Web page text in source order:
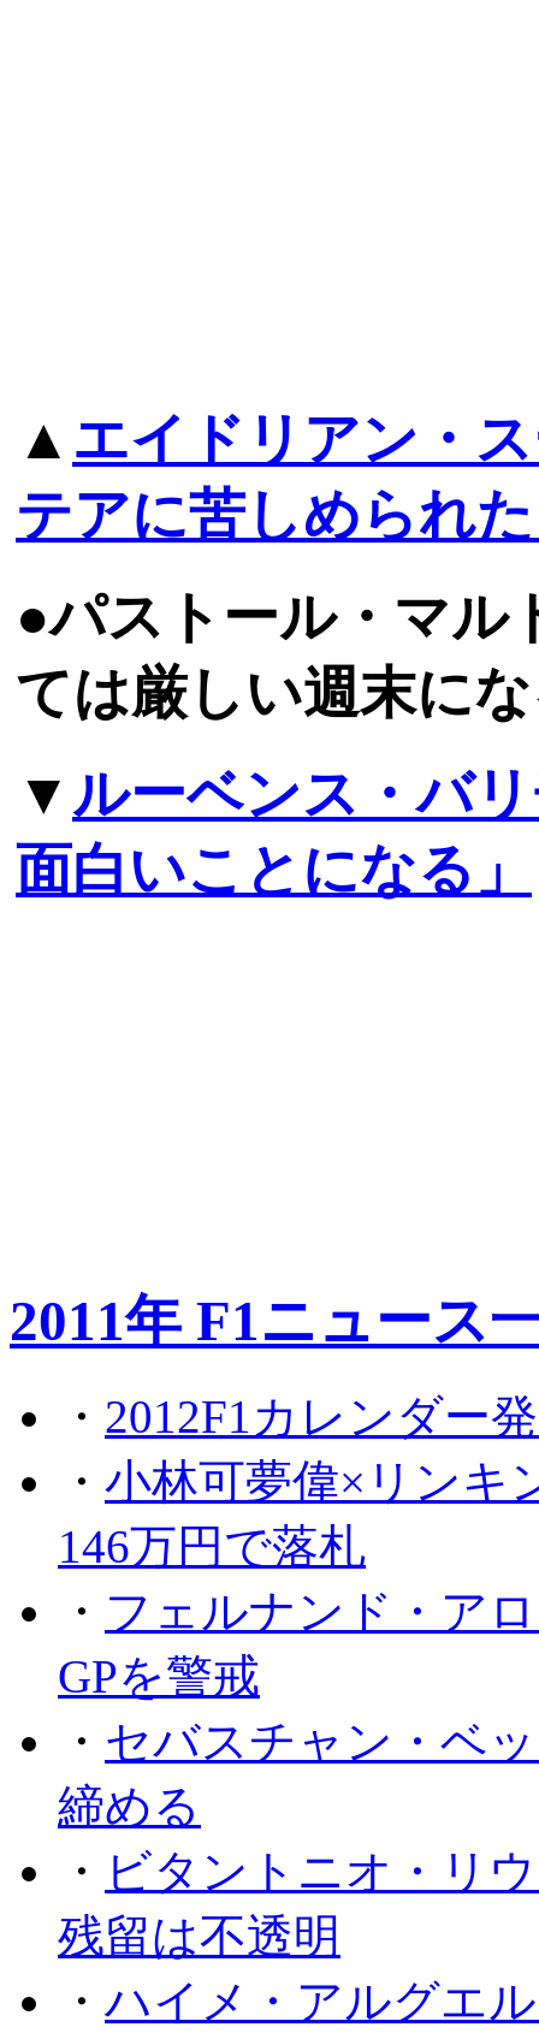
▲ エイドリアン・
テアに苦しめられ
●パストール・マル
ては厳しい週末に
▼ ルーベンス・バ
面白いことになる」
2011年 F1ニュース
・ 2012F1カレンダー
・ 小林可夢偉×リンキ
146万円で落札
・ フェルナンド・ア
GPを警戒
・ セバスチャン・ベ
締める
・ ビタントニオ・リ
残留は不透明
・ハイメ・アルグエ